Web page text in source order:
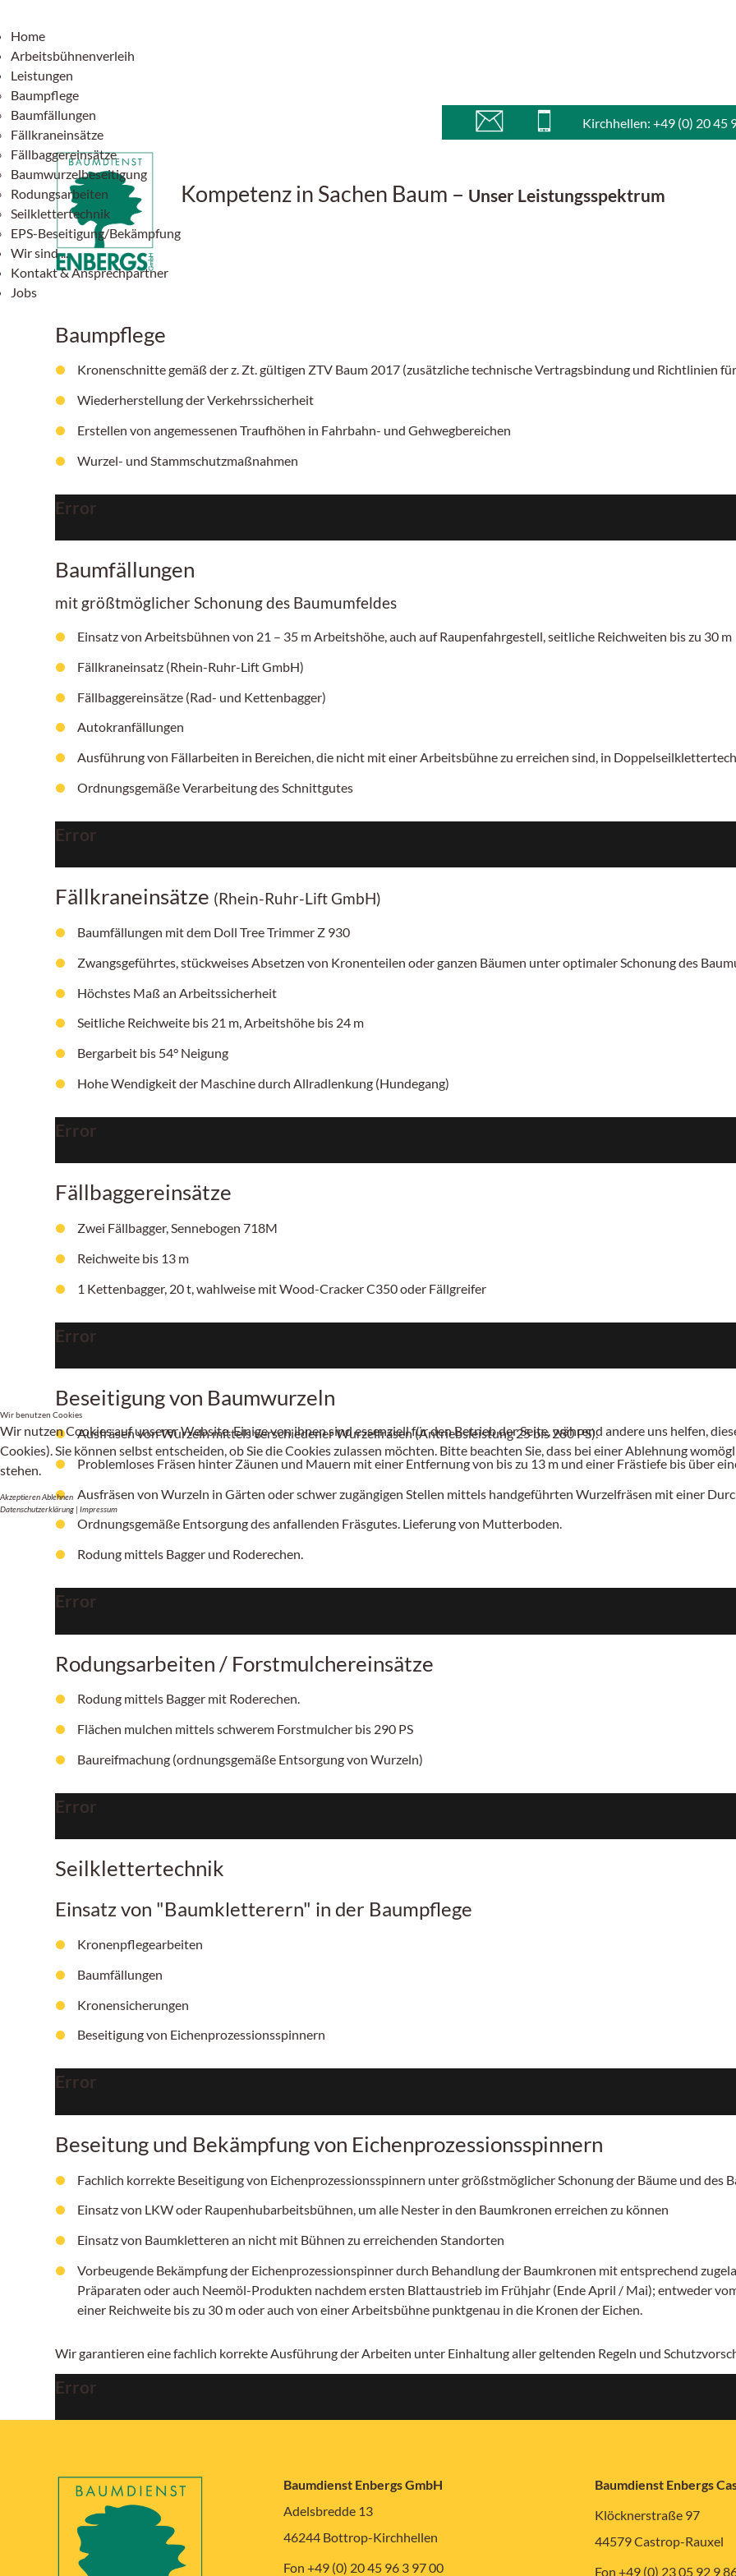
Home
Arbeitsbühnenverleih
Leistungen
Baumpflege
Baumfällungen
Fällkraneinsätze
Fällbaggereinsätze
Baumwurzelbeseitigung
Rodungsarbeiten
Seilklettertechnik
EPS-Beseitigung/Bekämpfung
Wir sind ...
Kontakt & Ansprechpartner
Jobs
Kirchhellen: +49 (0) 20 45
Kompetenz in Sachen Baum – Unser Leistungsspektrum
Baumpflege
Kronenschnitte gemäß der z. Zt. gültigen ZTV Baum 2017 (zusätzliche technische Vertragsbindung und Richtlinien
Wiederherstellung der Verkehrssicherheit
Erstellen von angemessenen Traufhöhen in Fahrbahn- und Gehwegbereichen
Wurzel- und Stammschutzmaßnahmen
Error
Baumfällungen
mit größtmöglicher Schonung des Baumumfeldes
Einsatz von Arbeitsbühnen von 21 – 35 mArbeitshöhe, auch auf Raupenfahrgestell, seitliche Reichweiten bis zu 30 m
Fällkraneinsatz (Rhein-Ruhr-Lift GmbH)
Fällbaggereinsätze (Rad- und Kettenbagger)
Autokranfällungen
Ausführung von Fällarbeiten in Bereichen, die nicht mit einer Arbeitsbühne zu erreichen sind, in
Ordnungsgemäße Verarbeitung des Schnittgutes
Error
Fällkraneinsätze (Rhein-Ruhr-Lift GmbH)
Baumfällungen mit dem Doll Tree Trimmer Z 930
Zwangsgeführtes, stückweises Absetzen von Kronenteilen oder ganzen Bäumen unter optimaler Schonung des
Höchstes Maß an Arbeitssicherheit
Seitliche Reichweite bis 21 m, Arbeitshöhe bis 24 m
Bergarbeit bis 54° Neigung
Hohe Wendigkeit der Maschine durch Allradlenkung (Hundegang)
Error
Fällbaggereinsätze
Zwei Fällbagger, Sennebogen 718M
Reichweite bis 13 m
1 Kettenbagger, 20 t, wahlweise mit Wood-Cracker C350 oder Fällgreifer
Error
Beseitigung von Baumwurzeln
Ausfräsen von Wurzeln mittels verschiedener Wurzelfräsen (Antriebsleistung 25 bis 280 PS).
Problemloses Fräsen hinter Zäunen und Mauern mit einer Entfernung von bis zu 13 m und einer Frästiefe bis über
Ausfräsen von Wurzeln in Gärten oder schwer zugängigen Stellen mittels handgeführten Wurzelfräsen mit einer
Ordnungsgemäße Entsorgung des anfallenden Fräsgutes. Lieferung von Mutterboden.
Rodung mittels Bagger und Roderechen.
Error
Rodungsarbeiten / Forstmulchereinsätze
Rodung mittels Bagger mit Roderechen.
Flächen mulchen mittels schwerem Forstmulcher bis 290 PS
Baureifmachung (ordnungsgemäße Entsorgung von Wurzeln)
Error
Seilklettertechnik
Einsatz von "Baumkletterern" in der Baumpflege
Kronenpflegearbeiten
Baumfällungen
Kronensicherungen
Beseitigung von Eichenprozessionsspinnern
Error
Beseitung und Bekämpfung von Eichenprozessionsspinnern
Fachlich korrekte Beseitigung von Eichenprozessionsspinnern unter größstmöglicher Schonung der Bäume und des
Einsatz von LKW oder Raupenhubarbeitsbühnen, um alle Nester in den Baumkronen erreichen zu können
Einsatz von Baumkletteren an nicht mit Bühnen zu erreichenden Standorten
Vorbeugende Bekämpfung der Eichenprozessionspinner durch Behandlung der Baumkronen mit entsprechend
Präparaten oder auch Neemöl-Produkten nachdem ersten Blattaustrieb im Frühjahr (Ende April / Mai); entweder
einer Reichweite bis zu 30 m oder auch von einer Arbeitsbühne punktgenau in die Kronen der Eichen.
Wir garantieren eine fachlich korrekte Ausführung der Arbeiten unter Einhaltung aller geltenden Regeln und
Error
Baumdienst Enbergs GmbH
Adelsbredde 13
46244 Bottrop-Kirchhellen
Fon +49 (0) 20 45 96 3 97 00
Baumdienst Enbergs
Klöcknerstraße 97
44579 Castrop-Rauxel
Fon +49 (0) 23 05 92 9
Wir benutzen Cookies
Wir nutzen Cookies auf unserer Website. Einige von ihnen sind essenziell für den Betrieb der Seite, während andere uns helfen,
Cookies). Sie können selbst entscheiden, ob Sie die Cookies zulassen möchten. Bitte beachten Sie, dass bei einer Ablehnung
stehen.
AkzeptierenAblehnen
Datenschutzerklärung | Impressum